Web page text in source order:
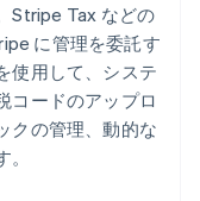
Stripe Tax などの
に管理を委託す
使用して、システ
コードのアップロ
クの管理、動的な